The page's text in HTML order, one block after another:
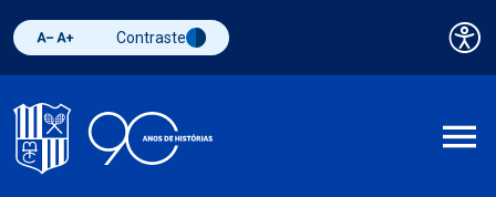
Diminuir fonte
Aumentar fonteAlternar contraste
Contraste